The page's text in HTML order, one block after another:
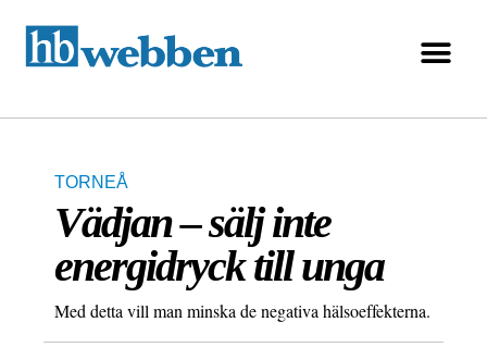
TORNEÅ
Vädjan – sälj inte
energidryck till unga
Med detta vill man minska de negativa hälsoeffekterna.